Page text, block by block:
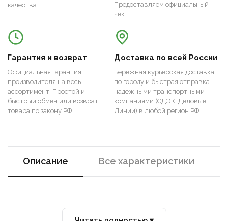
качества.
Предоставляем официальный
чек.
Гарантия и возврат
Официальная гарантия
производителя на весь
ассортимент. Простой и
быстрый обмен или возврат
товара по закону РФ.
Доставка по всей России
Бережная курьерская доставка
по городу и быстрая отправка
надежными транспортными
компаниями (СДЭК, Деловые
Линии) в любой регион РФ.
Описание Все характеристики